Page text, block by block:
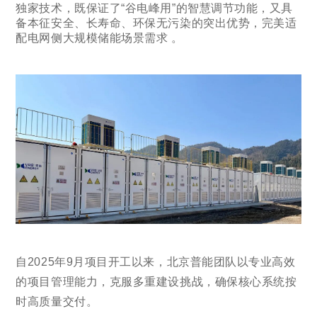
独家技术，既保证了“谷电峰用”的智慧调节功能，又具
备本征安全、长寿命、环保无污染的突出优势，完美适
配电网侧大规模储能场景需求 。
自2025年9月项目开工以来，北京普能团队以专业高效
的项目管理能力，克服多重建设挑战，确保核心系统按
时高质量交付。